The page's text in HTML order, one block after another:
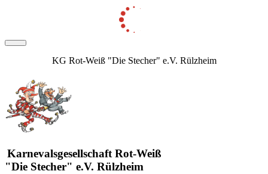
KG Rot-Weiß "Die Stecher" e.V. Rülzheim
Karnevalsgesellschaft Rot-Weiß
"Die Stecher" e.V. Rülzheim